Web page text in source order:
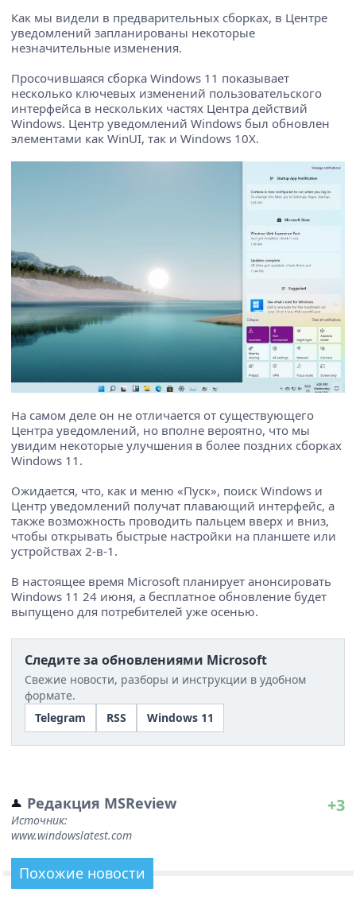
Как мы видели в предварительных сборках, в Центре
уведомлений запланированы некоторые
незначительные изменения.
Просочившаяся сборка Windows 11 показывает
несколько ключевых изменений пользовательского
интерфейса в нескольких частях Центра действий
Windows. Центр уведомлений Windows был обновлен
элементами как WinUI, так и Windows 10X.
На самом деле он не отличается от существующего
Центра уведомлений, но вполне вероятно, что мы
увидим некоторые улучшения в более поздних сборках
Windows 11.
Ожидается, что, как и меню «Пуск», поиск Windows и
Центр уведомлений получат плавающий интерфейс, а
также возможность проводить пальцем вверх и вниз,
чтобы открывать быстрые настройки на планшете или
устройствах 2-в-1.
В настоящее время Microsoft планирует анонсировать
Windows 11 24 июня, а бесплатное обновление будет
выпущено для потребителей уже осенью.
Следите за обновлениями Microsoft
Свежие новости, разборы и инструкции в удобном
формате.
Telegram
RSS Windows 11
Редакция MSReview
Источник:
www.windowslatest.com
+3
Похожие новости